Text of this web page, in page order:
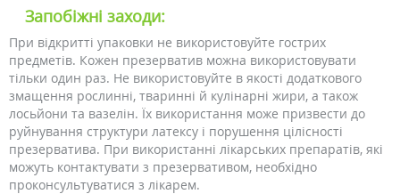
Запобіжні заходи:
При відкритті упаковки не використовуйте гострих
предметів. Кожен презерватив можна використовувати
тільки один раз. Не використовуйте в якості додаткового
змащення рослинні, тваринні й кулінарні жири, а також
лосьйони та вазелін. Їх використання може призвести до
руйнування структури латексу і порушення цілісності
презерватива. При використанні лікарських препаратів, які
можуть контактувати з презервативом, необхідно
проконсультуватися з лікарем.